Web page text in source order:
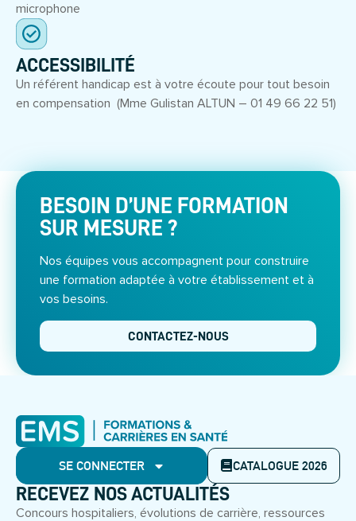
microphone
ACCESSIBILITÉ
Un référent handicap est à votre écoute pour tout besoin
en compensation (Mme Gulistan ALTUN – 01 49 66 22 51)
BESOIN D’UNE FORMATION
SUR MESURE ?
Nos équipes vous accompagnent pour construire
une formation adaptée à votre établissement et à
vos besoins.
CONTACTEZ-NOUS
SE CONNECTER CATALOGUE 2026
RECEVEZ NOS ACTUALITÉS
Concours hospitaliers, évolutions de carrière, ressources